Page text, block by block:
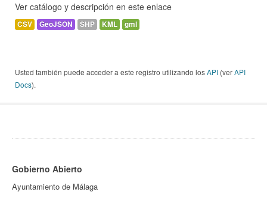
Ver catálogo y descripción en este enlace
CSV GeoJSON SHP KML gml
Usted también puede acceder a este registro utilizando losAPI (verAPI
Docs).
Gobierno Abierto
Ayuntamiento de Málaga